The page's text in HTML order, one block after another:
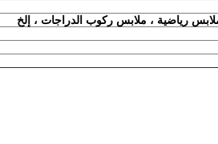
رياضية ، ملابس ركوب الدراجات ، إلخ